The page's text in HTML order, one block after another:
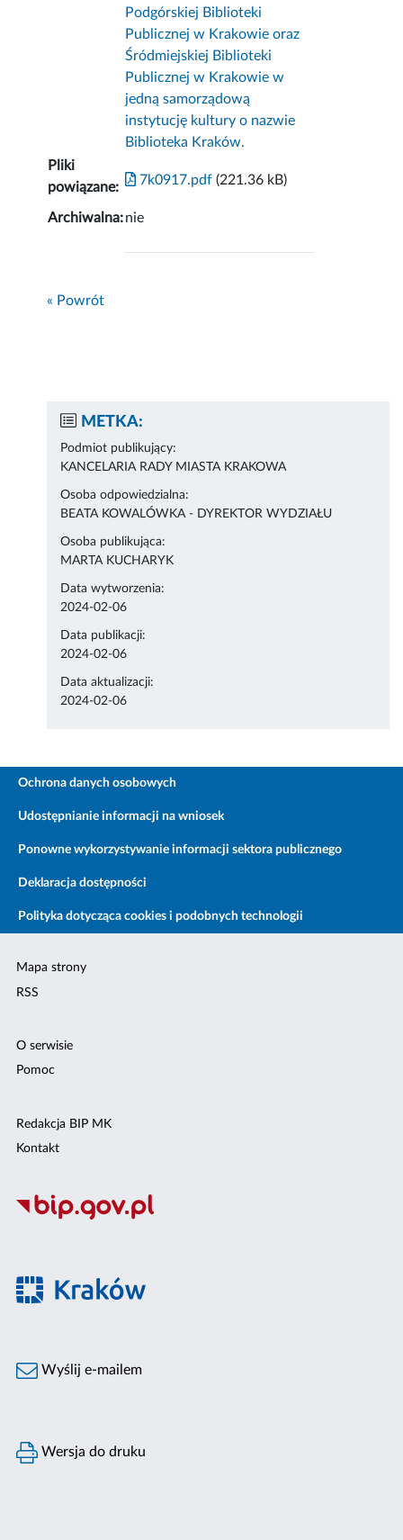
Podgórskiej Biblioteki
Publicznej w Krakowie oraz
Śródmiejskiej Biblioteki
Publicznej w Krakowie w
jedną samorządową
instytucję kultury o nazwie
Biblioteka Kraków.
Pliki
powiązane:
7k0917.pdf (221.36 kB)
Archiwalna:nie
« Powrót
METKA:
Podmiot publikujący:
KANCELARIA RADY MIASTA KRAKOWA
Osoba odpowiedzialna:
BEATA KOWALÓWKA - DYREKTOR WYDZIAŁU
Osoba publikująca:
MARTA KUCHARYK
Data wytworzenia:
2024-02-06
Data publikacji:
2024-02-06
Data aktualizacji:
2024-02-06
Ochrona danych osobowych
Udostępnianie informacji na wniosek
Ponowne wykorzystywanie informacji sektora publicznego
Deklaracja dostępności
Polityka dotycząca cookies i podobnych technologii
Mapa strony
RSS
O serwisie
Pomoc
Redakcja BIP MK
Kontakt
Wyślij e-mailem
Wersja do druku